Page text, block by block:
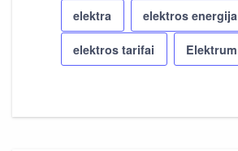
elektra elektros energija
elektros tarifai Elektrum